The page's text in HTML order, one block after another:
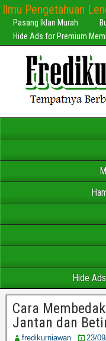
Ilmu Pengetahuan
Pasang Iklan Murah
Hide Ads for Premium
Hide
Cara
Jantan dan
fredikurniawan
23/